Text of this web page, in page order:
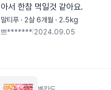
아서 한참 먹일것 같아요.
말티푸 · 2살 6개월 · 2.5kg
쁘******* 2024.09.05